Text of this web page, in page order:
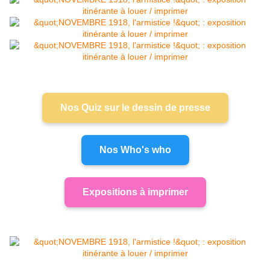
Nos Quiz sur le dessin de presse
Nos Who's who
Expositions à imprimer